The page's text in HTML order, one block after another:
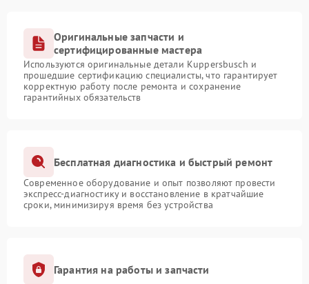
Оригинальные запчасти и
сертифицированные мастера
Используются оригинальные детали Kuppersbusch и
прошедшие сертификацию специалисты, что гарантирует
корректную работу после ремонта и сохранение
гарантийных обязательств
Бесплатная диагностика и быстрый ремонт
Современное оборудование и опыт позволяют провести
экспресс-диагностику и восстановление в кратчайшие
сроки, минимизируя время без устройства
Гарантия на работы и запчасти